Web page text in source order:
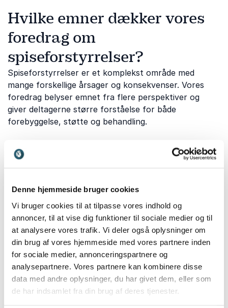
Denne hjemmeside bruger cookies
Vi bruger cookies til at tilpasse vores indhold og
annoncer, til at vise dig funktioner til sociale medier og til
at analysere vores trafik. Vi deler også oplysninger om
din brug af vores hjemmeside med vores partnere inden
for sociale medier, annonceringspartnere og
analysepartnere. Vores partnere kan kombinere disse
data med andre oplysninger, du har givet dem, eller som
de har indsamlet fra din brug af deres tjenester.
Hvilke emner dækker vores
foredrag om
spiseforstyrrelser?
Spiseforstyrrelser er et komplekst område med
mange forskellige årsager og konsekvenser. Vores
foredrag belyser emnet fra flere perspektiver og
giver deltagerne større forståelse for både
forebyggelse, støtte og behandling.
Psykisk sårbarhed og tidlige
Hvordan opdager man, når et usundt forhold til mad
eller krop udvikler sig til noget mere alvorligt?
Rubækgiver indsigt i psykisk sårbarhed blandt unge
og de signaler, som fagpersoner, forældre og
pårørende bør være opmærksomme på. Foredraget
giver konkrete redskaber til tidlig indsats og
forebyggelse.